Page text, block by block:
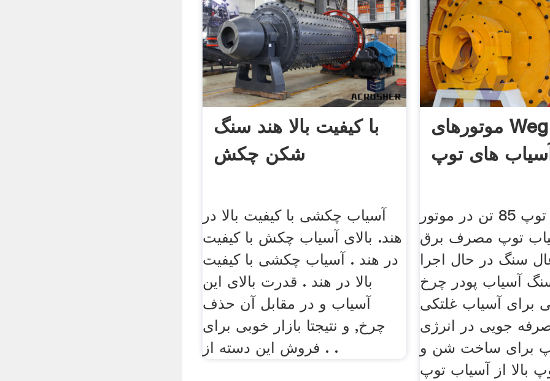
با کیفیت بالا هند سنگ
شکن چکش
آسیاب چکشی با کیفیت بالا در
هند. بالای آسیاب چکش با کیفیت
در هند . آسیاب چکشی با کیفیت
بالا در هند . قدرت بالای این
آسیاب و در مقابل آن حذف
چرخ, و نتیجتا بازار خوبی برای
فروش این دسته از . .
موتورهای Weg برای
های توپ
آسیاب توپ 85 تن در موتور
توپ مصرف برق
سنگ در حال اجرا
آسیاب پودر چرخ
برای آسیاب غلتکی
جویی در انرژی
برای ساخت شن و
بالا از آسیاب توپ